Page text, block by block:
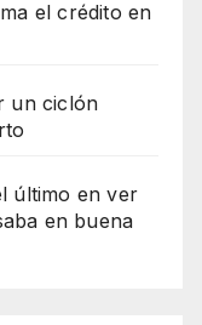
el crédito en
un ciclón
último en ver
en buena